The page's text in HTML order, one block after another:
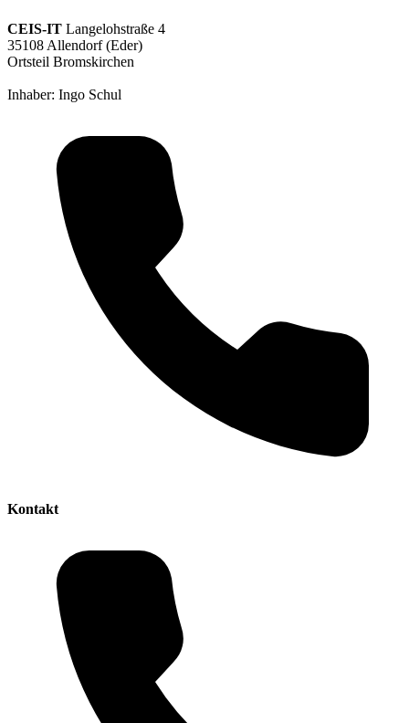
CEIS-IT Langelohstraße 4
35108 Allendorf (Eder)
Ortsteil Bromskirchen
Inhaber: Ingo Schul
Kontakt